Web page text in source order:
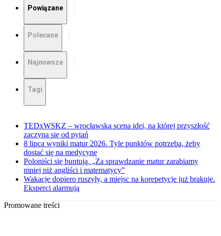
Powiązane
Polecane
Najnowsze
Tagi
TEDxWSKZ – wrocławska scena idei, na której przyszłość
zaczyna się od pytań
8 lipca wyniki matur 2026. Tyle punktów potrzeba, żeby
dostać się na medycynę
Poloniści się buntują. „Za sprawdzanie matur zarabiamy
mniej niż angliści i matematycy”
Wakacje dopiero ruszyły, a miejsc na korepetycje już brakuje.
Eksperci alarmują
Promowane treści